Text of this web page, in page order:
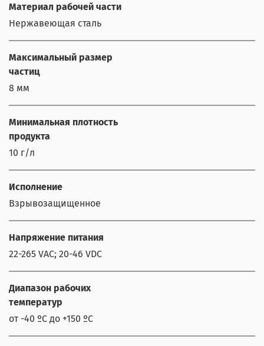
Материал рабочей части
Нержавеющая сталь
Максимальный размер
частиц
8 мм
Минимальная плотность
продукта
10 г/л
Исполнение
Взрывозащищенное
Напряжение питания
22-265 VAC; 20-46 VDC
Диапазон рабочих
температур
от -40 ºС до +150 ºС